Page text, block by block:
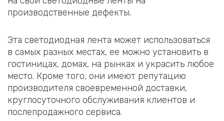
производственные дефекты.
Эта светодиодная лента может использоваться
в самых разных местах, ее можно установить в
гостиницах, домах, на рынках и украсить любое
место. Кроме того, они имеют репутацию
производителя своевременной доставки,
круглосуточного обслуживания клиентов и
послепродажного сервиса.